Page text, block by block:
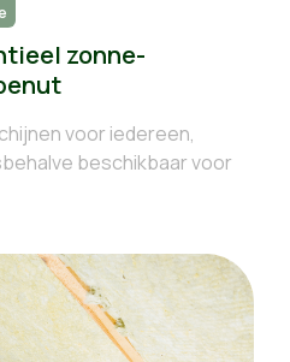
zonne-
voor iedereen,
beschikbaar voor